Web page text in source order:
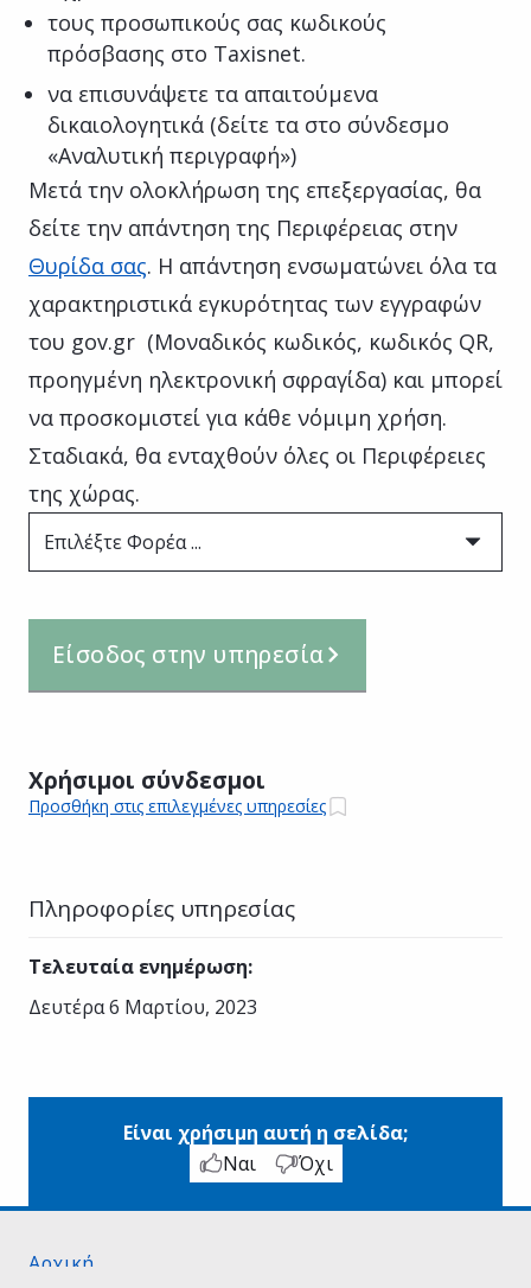
τους προσωπικούς σας κωδικούς
πρόσβασης στο Taxisnet.
να επισυνάψετε τα απαιτούμενα
δικαιολογητικά (δείτε τα στο σύνδεσμο
«Αναλυτική περιγραφή»)
Μετά την ολοκλήρωση της επεξεργασίας, θα
δείτε την απάντηση της Περιφέρειας στην
Θυρίδα σας. Η απάντηση ενσωματώνει όλα τα
χαρακτηριστικά εγκυρότητας των εγγραφών
του gov.gr (Μοναδικός κωδικός, κωδικός QR,
προηγμένη ηλεκτρονική σφραγίδα) και μπορεί
να προσκομιστεί για κάθε νόμιμη χρήση.
Σταδιακά, θα ενταχθούν όλες οι Περιφέρειες
της χώρας.
Επιλέξτε Φορέα ...
Είσοδος στην υπηρεσία
Χρήσιμοι σύνδεσμοι
Προσθήκη στις επιλεγμένες υπηρεσίες
Πληροφορίες υπηρεσίας
Τελευταία ενημέρωση:
Δευτέρα 6 Μαρτίου, 2023
Είναι χρήσιμη αυτή η σελίδα;
Ναι
Όχι
Αρχική